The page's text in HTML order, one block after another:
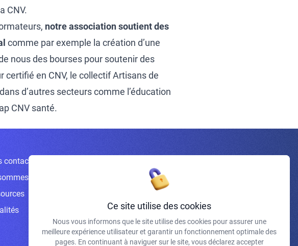
CNV.
notre association soutient des
comme par exemple la création d’une
nous des bourses pour soutenir des
certifié en CNV, le collectifArtisans de
d’autres secteurs comme l’éducation
CNV santé.
contacter
nous ?
J'accepte de recevoir vos e-mails et confirme avoir pris
connaissance de votre politique de confidentialité et
mentions légales.
Ce site utilise des cookies
Nous vous informons que le site utilise des cookies pour assurer une
meilleure expérience utilisateur et garantir un fonctionnement optimale des
pages. En continuant à naviguer sur le site, vous déclarez accepter